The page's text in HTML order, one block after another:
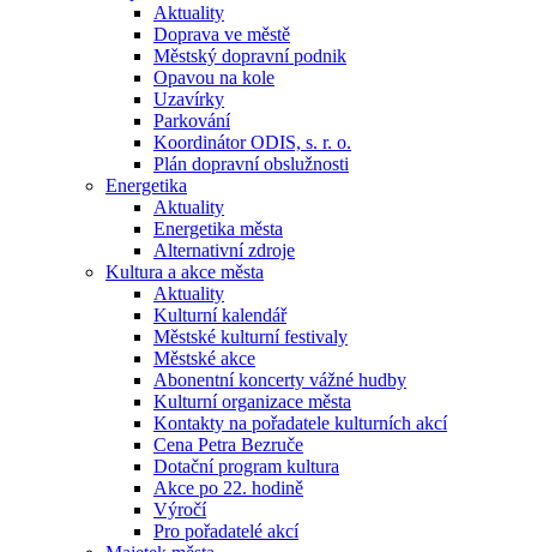
Aktuality
Doprava ve městě
Městský dopravní podnik
Opavou na kole
Uzavírky
Parkování
Koordinátor ODIS, s. r. o.
Plán dopravní obslužnosti
Energetika
Aktuality
Energetika města
Alternativní zdroje
Kultura a akce města
Aktuality
Kulturní kalendář
Městské kulturní festivaly
Městské akce
Abonentní koncerty vážné hudby
Kulturní organizace města
Kontakty na pořadatele kulturních akcí
Cena Petra Bezruče
Dotační program kultura
Akce po 22. hodině
Výročí
Pro pořadatelé akcí